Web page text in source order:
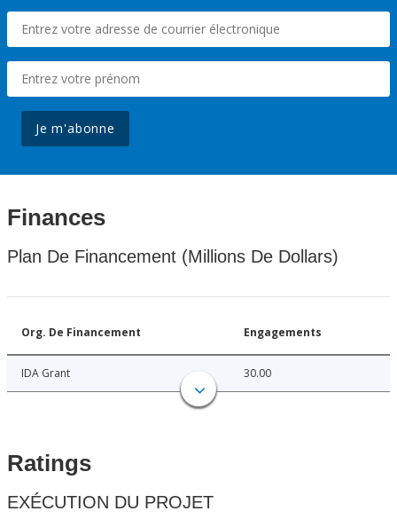
Je m'abonne
Finances
Plan De Financement (Millions De Dollars)
Org. De Financement Engagements
IDA Grant 30.00
Ratings
EXÉCUTION DU PROJET